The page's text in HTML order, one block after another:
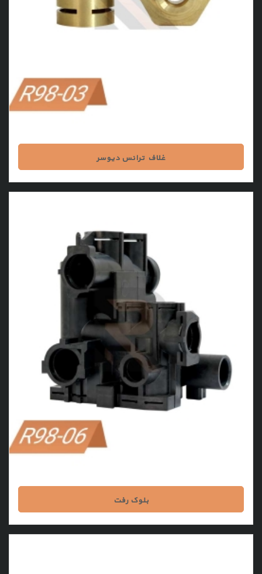
غلاف ترانس دیوسر
بلوک رفت